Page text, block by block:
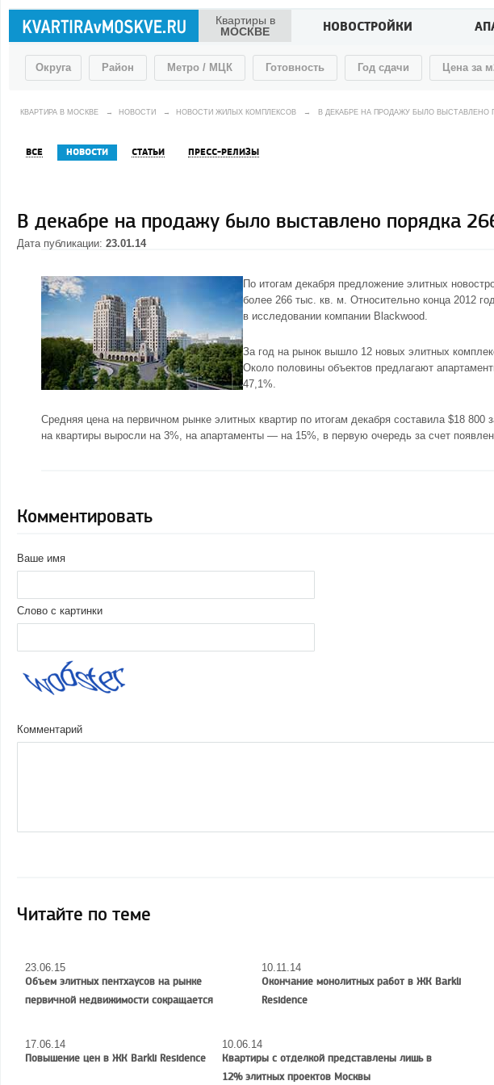
Квартиры в
МОСКВЕ
НОВОСТРОЙКИ
Округа Район Метро / МЦК Готовность Год сдачи Цена за
КВАРТИРА В МОСКВЕ → НОВОСТИ → НОВОСТИ ЖИЛЫХ КОМПЛЕКСОВ → В ДЕКАБРЕ НА ПРОДАЖУ БЫЛО ВЫСТАВЛЕНО
ВСЕ НОВОСТИ СТАТЬИ ПРЕСС-РЕЛИЗЫ
В декабре на продажу было выставлено порядка
Дата публикации: 23.01.14
По итогам декабря предложение элитных
более 266 тыс. кв. м. Относительно конца 2012
в исследовании компании Blackwood.
За год на рынок вышло 12 новых элитных
Около половины объектов предлагают
47,1%.
Средняя цена на первичном рынке элитных квартир по итогам декабря составила $18
на квартиры выросли на 3%, на апартаменты — на 15%, в первую очередь за счет
Комментировать
Ваше имя
Слово с картинки
Комментарий
Читайте по теме
23.06.15
Объем элитных пентхаусов на рынке
первичной недвижимости сокращается
10.11.14
Окончание монолитных работ в ЖК Barkli
Residence
17.06.14
Повышение цен в ЖК Barkli Residence
10.06.14
Квартиры с отделкой представлены лишь в
12% элитных проектов Москвы